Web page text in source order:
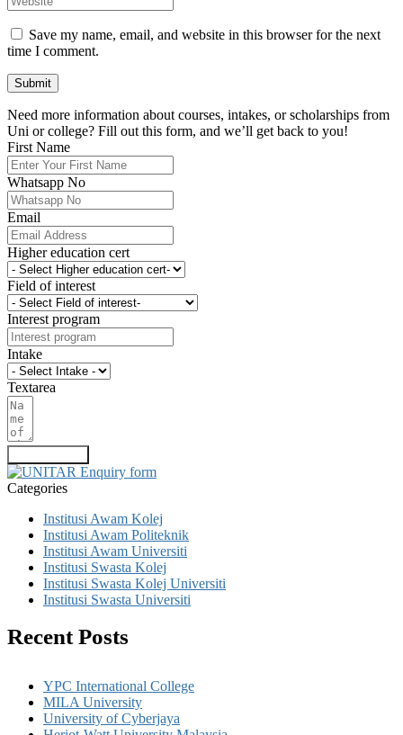
Save my name, email, and website in this browser for the next
time I comment.
Need more information about courses, intakes, or scholarships from
Uni or college? Fill out this form, and we’ll get back to you!
First Name
Whatsapp No
Email
Higher education cert
Field of interest
Interest program
Intake
Textarea
Categories
Institusi Awam Kolej
Institusi Awam Politeknik
Institusi Awam Universiti
Institusi Swasta Kolej
Institusi Swasta Kolej Universiti
Institusi Swasta Universiti
Recent Posts
YPC International College
MILA University
University of Cyberjaya